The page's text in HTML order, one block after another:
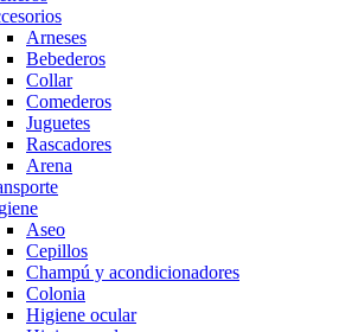
Arneses
Bebederos
Collar
Comederos
Juguetes
Rascadores
Arena
Aseo
Cepillos
Champú y acondicionadores
Colonia
Higiene ocular